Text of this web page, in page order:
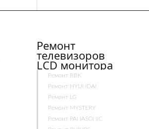
Ремонт
телевизоров
LCD монитора
Ремонт BBK
Ремонт HYUNDAI
Ремонт LG
Ремонт MYSTERY
Ремонт PANASONIC